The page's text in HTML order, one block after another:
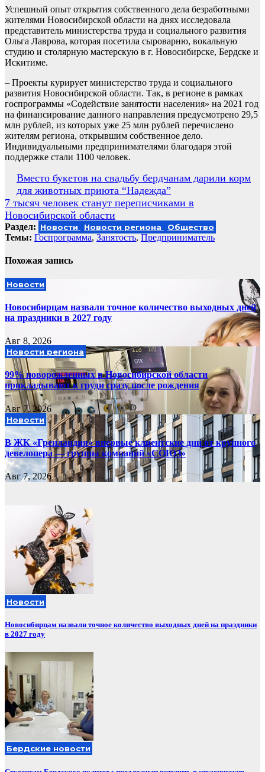
Успешный опыт открытия собственного дела безработными
жителями Новосибирской области на днях исследовала
представитель министерства труда и социального развития
Ольга Лаврова, которая посетила сыроварню, вокальную
студию и столярную мастерскую в г. Новосибирске, Бердске и
Искитиме.
– Проекты курирует министерство труда и социального
развития Новосибирской области. Так, в регионе в рамках
госпрограммы «Содействие занятости населения» на 2021 год
на финансирование данного направления предусмотрено 29,5
млн рублей, из которых уже 25 млн рублей перечислено
жителям региона, открывшим собственное дело.
Индивидуальными предпринимателями благодаря этой
поддержке стали 1100 человек.
Навигация
по
записям
Вместо букетов на свадьбу бердчанам дарили корм
для животных приюта “Надежда”
7 тысяч человек станут переписчиками в
Новосибирской области
Раздел: Новости Новости региона Общество
Темы: Госпрограмма, Занятость, Предприниматель
Похожая запись
Новости
Новосибирцам назвали точное количество выходных дней
на праздники в 2027 году
Авг 8, 2026
Новости региона
99% новорожденных в Новосибирской области
прикладывают к груди сразу после рождения
Авг 7, 2026
Новости
В ЖК «Гренландия» впервые клиентские дни от крупного
девелопера — группы компаний «СОЮЗ»
Авг 7, 2026
Новости
Новосибирцам назвали точное количество выходных дней на праздники
в 2027 году
Бердские новости